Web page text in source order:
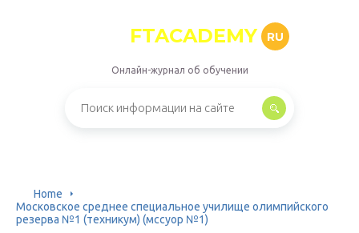
FTACADEMY RU
Онлайн-журнал об обучении
Home
Московское среднее специальное училище олимпийского
резерва №1 (техникум) (мссуор №1)